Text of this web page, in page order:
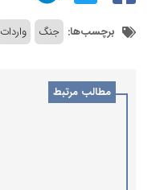
برچسب‌ها: جنگ واردات
مطالب مرتبط